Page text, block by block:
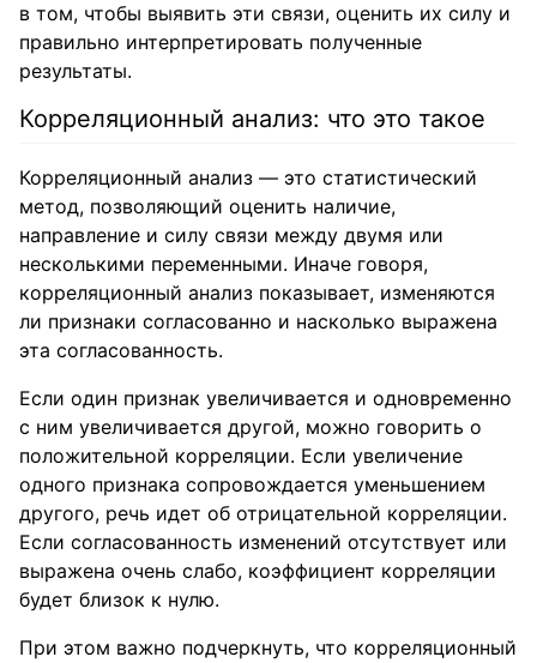
в том, чтобы выявить эти связи, оценить их силу и
правильно интерпретировать полученные
результаты.
Корреляционный анализ: что это такое
Корреляционный анализ — это статистический
метод, позволяющий оценить наличие,
направление и силу связи между двумя или
несколькими переменными. Иначе говоря,
корреляционный анализ показывает, изменяются
ли признаки согласованно и насколько выражена
эта согласованность.
Если один признак увеличивается и одновременно
с ним увеличивается другой, можно говорить о
положительной корреляции. Если увеличение
одного признака сопровождается уменьшением
другого, речь идет об отрицательной корреляции.
Если согласованность изменений отсутствует или
выражена очень слабо, коэффициент корреляции
будет близок к нулю.
При этом важно подчеркнуть, что корреляционный